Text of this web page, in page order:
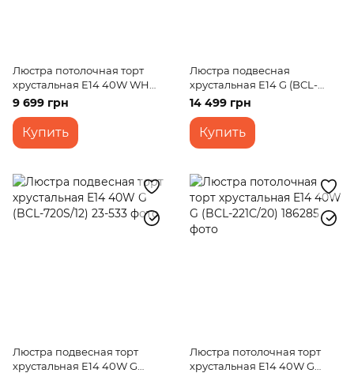
Люстра потолочная торт
хрустальная E14 40W WH
(BCL-626C/12)
9 699 грн
Купить
Люстра подвесная
хрустальная E14 G (BCL-
440S/6)
14 499 грн
Купить
Люстра подвесная торт
хрустальная E14 40W G
Люстра потолочная торт
хрустальная E14 40W G